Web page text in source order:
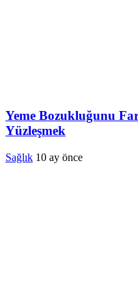
Yeme Bozukluğunu
Yüzleşmek
Sağlık 10 ay önce